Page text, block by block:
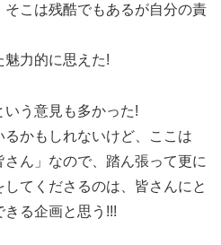
こは残酷でもあるが自分の責
力的に思えた!
う意見も多かった!
かもしれないけど、ここは
さん」なので、踏ん張って更に
てくださるのは、皆さんにと
る企画と思う!!!